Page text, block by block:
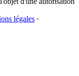
légales ·